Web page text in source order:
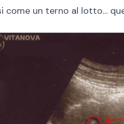
Incinta:
che
ogni
aspirante
mamma
come un terno al lotto…